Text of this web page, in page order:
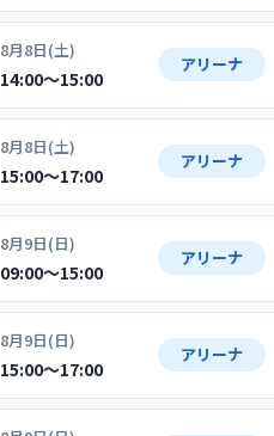
8月8日(土)
14:00〜15:00
アリーナ
8月8日(土)
15:00〜17:00
アリーナ
8月9日(日)
09:00〜15:00
アリーナ
8月9日(日)
15:00〜17:00
アリーナ